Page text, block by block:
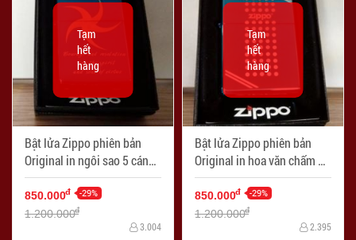
Bật lửa Zippo phiên bản
Original in ngôi sao 5 cánh
uốn cong - Mã SP:
ZPC0624
Tạm
hết
hàng
850.000đ -29%
1.200.000đ
3.004
Bật lửa Zippo phiên bản
Original in hoa văn chấm bi
- Mã SP: ZPC0625
Tạm
hết
hàng
850.000đ -29%
1.200.000đ
2.395